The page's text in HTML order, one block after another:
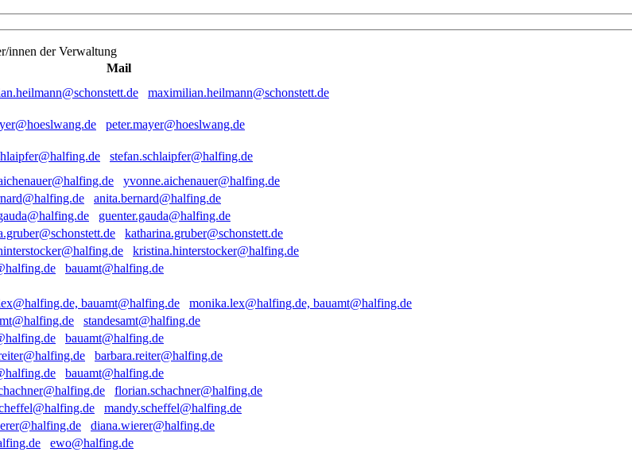
innen der Verwaltung
Mail
maximilian.heilmann@schonstett.de
peter.mayer@hoeslwang.de
stefan.schlaipfer@halfing.de
yvonne.aichenauer@halfing.de
anita.bernard@halfing.de
guenter.gauda@halfing.de
katharina.gruber@schonstett.de
kristina.hinterstocker@halfing.de
bauamt@halfing.de
monika.lex@halfing.de, bauamt@halfing.de
standesamt@halfing.de
bauamt@halfing.de
barbara.reiter@halfing.de
bauamt@halfing.de
florian.schachner@halfing.de
mandy.scheffel@halfing.de
diana.wierer@halfing.de
ewo@halfing.de